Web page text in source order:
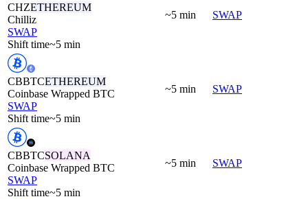
CHZETHEREUM
Chilliz
SWAP
Shift time~5 min
~5 min SWAP
CBBTCETHEREUM
Coinbase Wrapped BTC
SWAP
Shift time~5 min
~5 min SWAP
CBBTCSOLANA
Coinbase Wrapped BTC
SWAP
Shift time~5 min
~5 min SWAP